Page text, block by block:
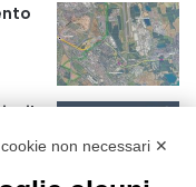
il
non necessari ✕